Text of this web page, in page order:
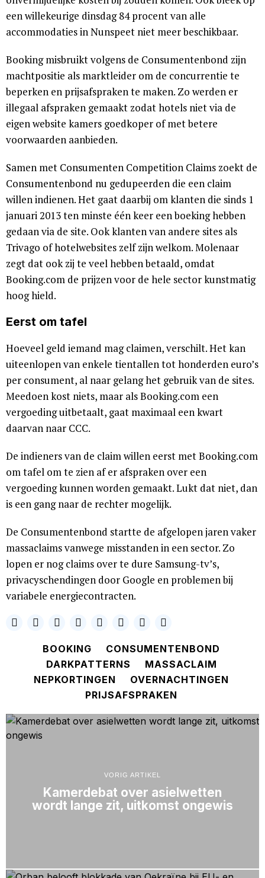
een willekeurige dinsdag 84 procent van alle
accommodaties in Nunspeet niet meer beschikbaar.
Booking misbruikt volgens de Consumentenbond zijn
machtpositie als marktleider om de concurrentie te
beperken en prijsafspraken te maken. Zo werden er
illegaal afspraken gemaakt zodat hotels niet via de
eigen website kamers goedkoper of met betere
voorwaarden aanbieden.
Samen met Consumenten Competition Claims zoekt de
Consumentenbond nu gedupeerden die een claim
willen indienen. Het gaat daarbij om klanten die sinds 1
januari 2013 ten minste één keer een boeking hebben
gedaan via de site. Ook klanten van andere sites als
Trivago of hotelwebsites zelf zijn welkom. Molenaar
zegt dat ook zij te veel hebben betaald, omdat
Booking.com de prijzen voor de hele sector kunstmatig
hoog hield.
Eerst om tafel
Hoeveel geld iemand mag claimen, verschilt. Het kan
uiteenlopen van enkele tientallen tot honderden euro’s
per consument, al naar gelang het gebruik van de sites.
Meedoen kost niets, maar als Booking.com een
vergoeding uitbetaalt, gaat maximaal een kwart
daarvan naar CCC.
De indieners van de claim willen eerst met Booking.com
om tafel om te zien af er afspraken over een
vergoeding kunnen worden gemaakt. Lukt dat niet, dan
is een gang naar de rechter mogelijk.
De Consumentenbond startte de afgelopen jaren vaker
massaclaims vanwege misstanden in een sector. Zo
lopen er nog claims over te dure Samsung-tv’s,
privacyschendingen door Google en problemen bij
variabele energiecontracten.
BOOKING
CONSUMENTENBOND
DARKPATTERNS
MASSACLAIM
NEPKORTINGEN
OVERNACHTINGEN
PRIJSAFSPRAKEN
VORIG ARTIKEL
Kamerdebat over asielwetten
wordt lange zit, uitkomst ongewis